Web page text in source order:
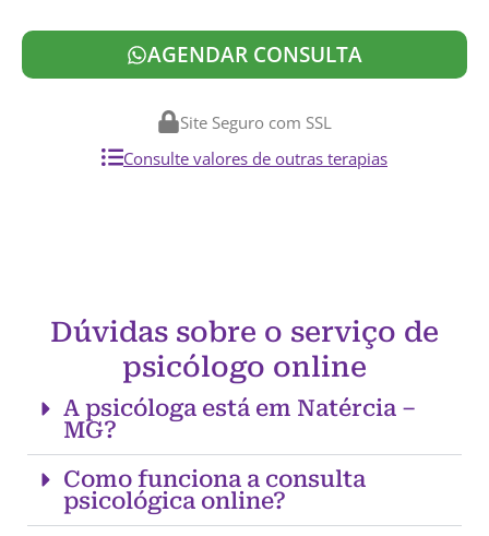
AGENDAR CONSULTA
Site Seguro com SSL
Consulte valores de outras terapias
Dúvidas sobre o serviço de
psicólogo online
A psicóloga está em Natércia –
MG?
Como funciona a consulta
psicológica online?